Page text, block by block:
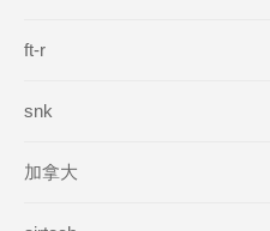
ft-r
snk
加拿大